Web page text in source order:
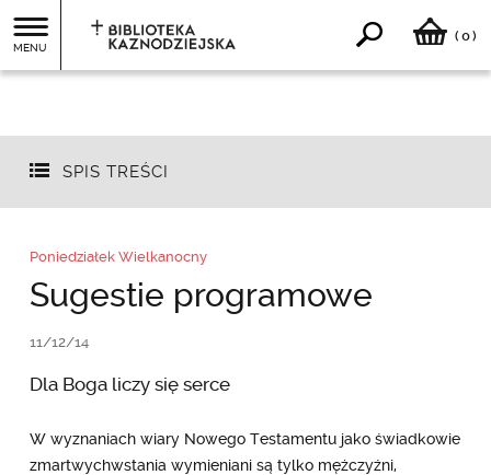
MENU
( 0)
SPIS TREŚCI
Poniedziałek Wielkanocny
Sugestie programowe
11/12/14
Dla Boga liczy się serce
W wyznaniach wiary Nowego Testamentu jako świadkowie
zmartwychwstania wymieniani są tylko mężczyźni,